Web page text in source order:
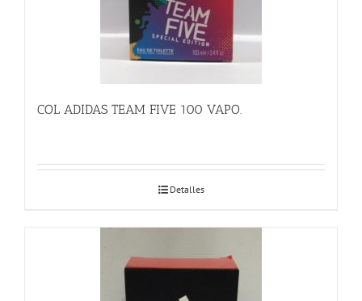
COL ADIDAS TEAM FIVE 100 VAPO.
Detalles